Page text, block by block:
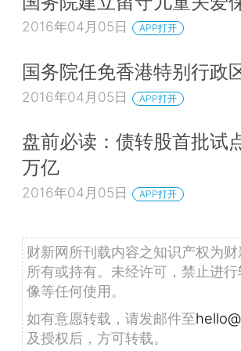
2016年04月05日 APP打开
国务院任免香港特别行政
2016年04月05日 APP打开
盘前必读：债转股首批试
万亿
2016年04月05日 APP打开
财新网所刊载内容之知识产权为
所有或持有。未经许可，禁止进
像等任何使用。
如有意愿转载，请发邮件至
及授权后，方可转载。